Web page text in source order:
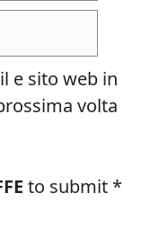
e sito web in
volta
to submit *